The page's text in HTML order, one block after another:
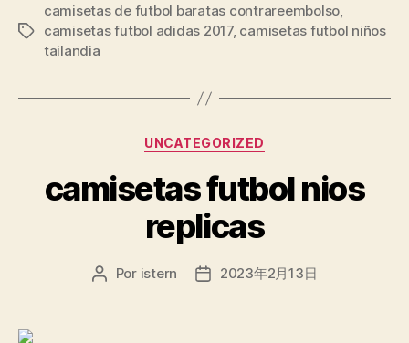
Etiquetas
camisetas de futbol baratas contrareembolso,
camisetas futbol adidas 2017, camisetas futbol niños
tailandia
Categorías
UNCATEGORIZED
camisetas futbol nios
replicas
Autor
Por istern
Fecha2023年2月13日